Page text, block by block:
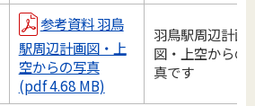
参考資料 羽鳥
駅周辺計画図・上
空からの写真
(pdf 4.68 MB)
羽鳥駅周辺計画
図・上空からの
真です